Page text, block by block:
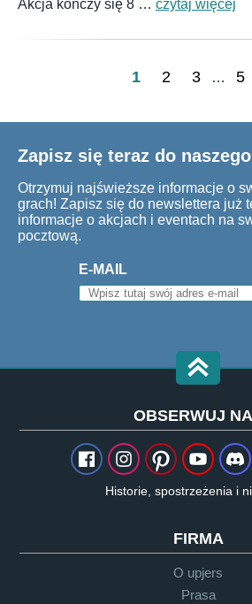
Akcja kończy się 8 … czytaj więcej
1 2 3 … 5
Zapisz się teraz do
Otrzymuj najświeższe informacje o
grach! Zapisz się do newslettera już
informacje o akcjach i eventach na
pocztową.
E-MAIL
OBSERWUJ
Historie, spostrzeżenia i
FIRMA
O upjers
Prasa